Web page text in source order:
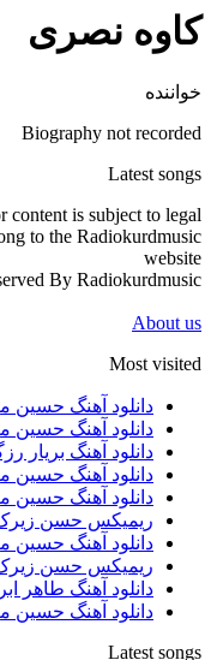
کاوه نصری
خواننده
Biography not recorded
Latest songs
content is subject to legal
to the Radiokurdmusic
website
By Radiokurdmusic
About us
Most visited
دانلود آهنگ حسین
دانلود آهنگ حسین
دانلود آهنگ بریار
دانلود آهنگ حسین
دانلود آهنگ حسین
ریمیکس حسن زیرک
دانلود آهنگ حسین
ریمیکس حسن زیرک
دانلود آهنگ طاهر
دانلود آهنگ حسین
Latest songs